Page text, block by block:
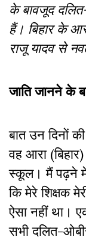
के बावजूद
हैं। बिहार के
राजू यादव से
जाति जानने के
बात उन दिनों
वह आरा
स्कूल। मैं पढ़ने
कि मेरे शिक्षक
ऐसा नहीं था।
सभी दलित-